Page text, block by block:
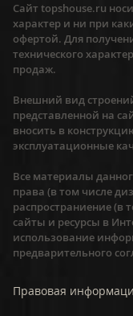
Сайт topshouse.ru
характер и ни при
офертой. Для
технического
продаж.
Внешний вид
представленной на
вносить в
эксплуатационные
Все материалы
права (в том числе
распространиение (в
сайты и ресурсы в
использование
предварительного
Правовая